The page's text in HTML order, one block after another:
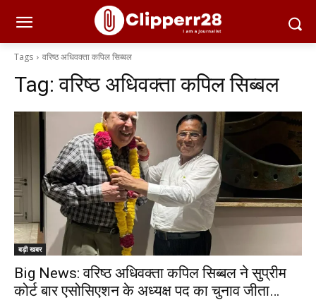
Tags वरिष्ठ अधिवक्ता कपिल सिब्बल
Tag:वरिष्ठ अधिवक्ता कपिल सिब्बल
बड़ी खबर
Big News: वरिष्ठ अधिवक्ता कपिल सिब्बल ने सुप्रीम
कोर्ट बार एसोसिएशन के अध्यक्ष पद का चुनाव जीता…